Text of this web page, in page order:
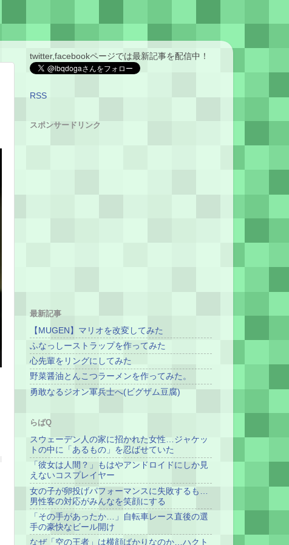
twitter,facebookページでは最新記事を配信中！
RSS
スポンサードリンク
最新記事
【MUGEN】マリオを改変してみた
ふなっしーストラップを作ってみた
心先輩をリングにしてみた
野菜醤油とんこつラーメンを作ってみた。
勇敢なるジオン軍兵士へ(ビグザム豆腐)
らばQ
スウェーデン人の家に招かれた女性…ジャケッ
トの中に「あるもの」を忍ばせていた
「彼女は人間？」もはやアンドロイドにしか見
えないコスプレイヤー
女の子が卵投げパフォーマンスに失敗するも…
男性客の対応がみんなを笑顔にする
「その手があったか…」自転車レース直後の選
手の豪快なビール開け
なぜ「空の王者」は横顔ばかりなのか…ハクト